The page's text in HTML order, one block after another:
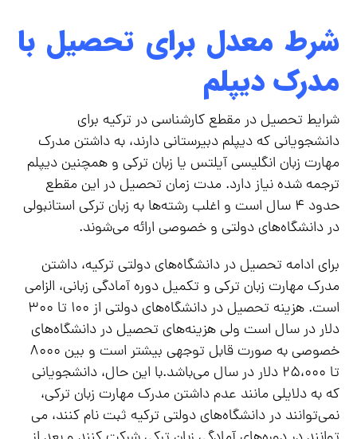
شرط معدل برای تحصیل با
مدرک دیپلم
شرایط تحصیل در مقطع کارشناسی در ترکیه برای
دانشجویانی که دیپلم دبیرستانی دارند، به داشتن مدرک
مهارت زبان انگلیسی آیلتس یا زبان ترکی و همچنین دیپلم
ترجمه شده نیاز دارد. مدت زمان تحصیل در این مقطع
حدود ۴ سال است و اغلب رشته‌ها به زبان ترکی استانبولی
در دانشگاه‌های دولتی و خصوصی ارائه می‌شوند.
برای ادامه تحصیل در دانشگاه‌های دولتی ترکیه، داشتن
مدرک مهارت زبان ترکی و تکمیل دوره آمادگی زبانی، الزامی
است. هزینه تحصیل در دانشگاه‌های دولتی از ۱۰۰ تا ۳۰۰
دلار در سال است ولی هزینه‌های تحصیل در دانشگاه‌های
خصوصی به صورت قابل توجهی بیشتر است و بین ۸۰۰۰
تا ۲۵،۰۰۰ دلار در سال می‌باشد.با این حال، دانشجویانی
که به دلایلی مانند عدم داشتن مدرک مهارت زبان ترکی،
نمی‌توانند در دانشگاه‌های دولتی ترکیه ثبت نام کنند، می